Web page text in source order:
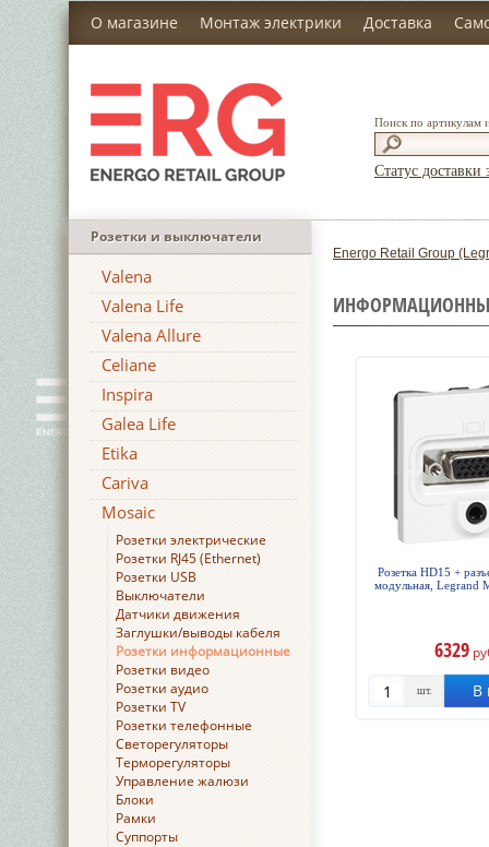
О магазине Монтаж электрики Доставка
Поиск по артикулам
Статус доставки
Розетки и выключатели
Valena
Valena Life
Valena Allure
Celiane
Inspira
Galea Life
Etika
Cariva
Mosaic
Розетки электрические
Розетки RJ45 (Ethernet)
Розетки USB
Выключатели
Датчики движения
Заглушки/выводы кабеля
Розетки информационные
Розетки видео
Розетки аудио
Розетки TV
Розетки телефонные
Светорегуляторы
Терморегуляторы
Управление жалюзи
Блоки
Рамки
Суппорты
Energo Retail Group
ИНФОРМАЦИОННЫЕ
Розетка HD15 +
модульная, Legrand
6329
шт. В